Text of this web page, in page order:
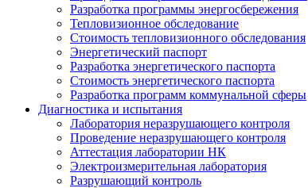
Разработка программы энергосбережения
Тепловизионное обследование
Стоимость тепловизионного обследования
Энергетический паспорт
Разработка энергетического паспорта
Стоимость энергетического паспорта
Разработка программ коммунальной сферы
Диагностика и испытания
Лаборатория неразрушающего контроля
Проведение неразрушающего контроля
Аттестация лаборатории НК
Электроизмерительная лаборатория
Разрушающий контроль